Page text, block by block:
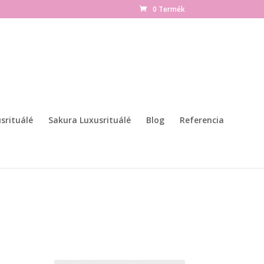
0 Termék
Sakura Luxusrituálé Blog Referencia